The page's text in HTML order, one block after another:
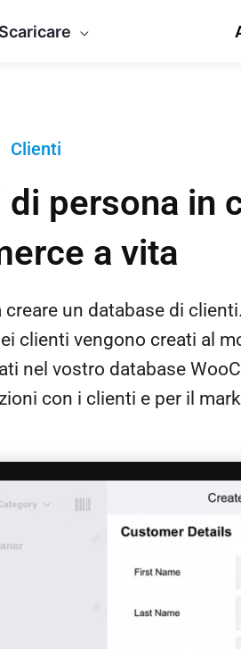
Scaricare
Clienti
persona in
a vita
un database di
clienti vengono creati al
nel vostro database
con i clienti e per il